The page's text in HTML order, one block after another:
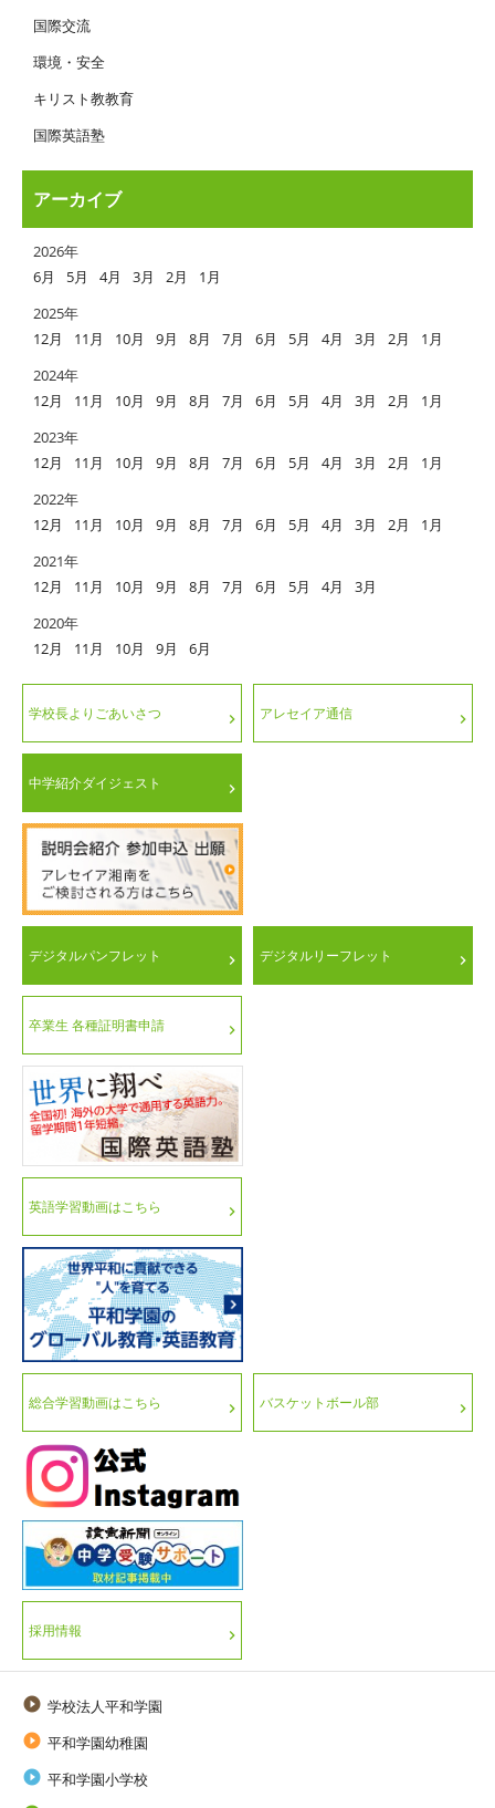
国際交流
環境・安全
キリスト教教育
国際英語塾
アーカイブ
2026年
6月
5月 4月 3月 2月
1月
2025年
12月
11月 10月 9月 8月 7月 6月 5月 4月 3月 2月
1月
2024年
12月
11月 10月 9月 8月 7月 6月 5月 4月 3月 2月
1月
2023年
12月
11月 10月 9月 8月 7月 6月 5月 4月 3月 2月
1月
2022年
12月
11月 10月 9月 8月 7月 6月 5月 4月 3月 2月
1月
2021年
12月
11月 10月 9月 8月 7月 6月 5月 4月
3月
2020年
12月
11月 10月 9月 6月
学校長よりごあいさつ アレセイア通信
中学紹介ダイジェスト
デジタルパンフレット デジタルリーフレット
卒業生 各種証明書申請
英語学習動画はこちら
総合学習動画はこちら バスケットボール部
採用情報
 学校法人平和学園
 平和学園幼稚園
 平和学園小学校